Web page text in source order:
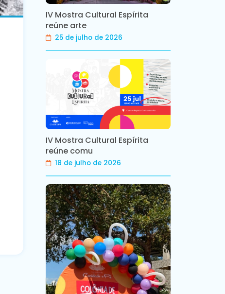
IV Mostra Cultural Espírita
reúne arte
25 de julho de 2026
IV Mostra Cultural Espírita
reúne comu
18 de julho de 2026